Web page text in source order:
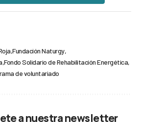
Fundación Naturgy
Fondo Solidario de Rehabilitación Energética
de voluntariado
a nuestra newsletter